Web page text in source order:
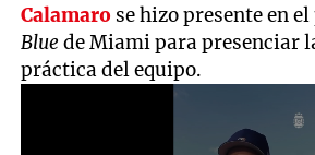
Calamaro se hizo presente en
Bluede Miami para presenciar
práctica del equipo.